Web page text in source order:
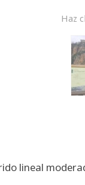
Haz
lineal